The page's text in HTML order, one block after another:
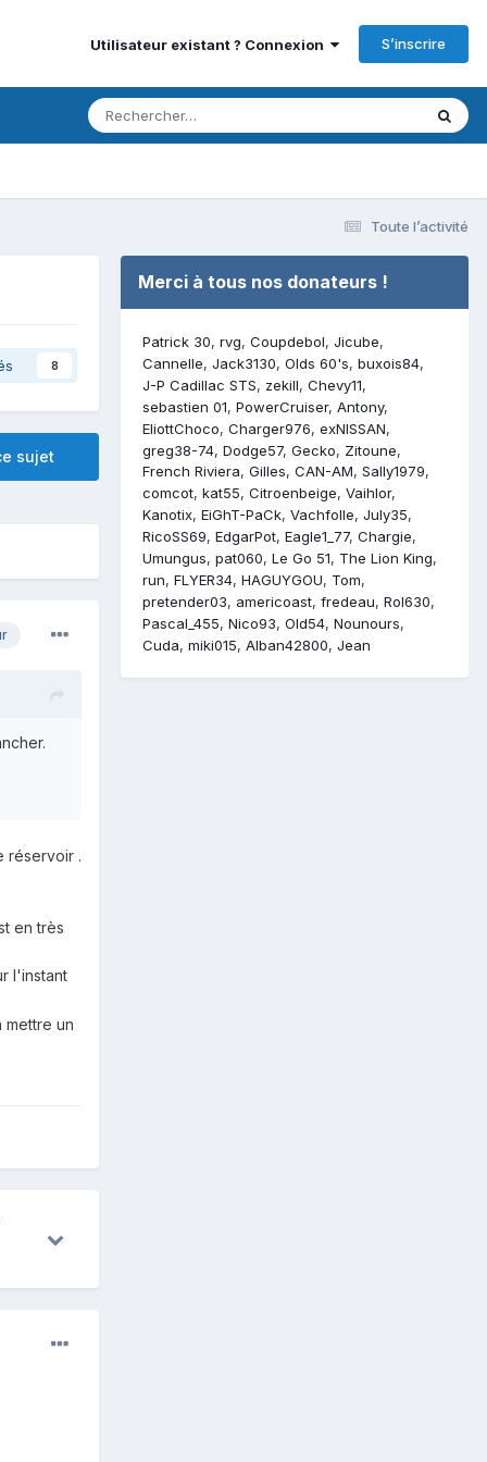
Utilisateur existant ? Connexion S’inscrire
Toute l’activité
8
sujet
réservoir .
en très
l'instant
un
17 janv.
Merci à tous nos donateurs !
Patrick 30 rvg Coupdebol Jicube
Cannelle Jack3130 Olds 60's buxois84
J-P Cadillac STS
zekill Chevy11
sebastien 01 PowerCruiser Antony
EliottChoco Charger976 exNISSAN
greg38-74 Dodge57 Gecko
Zitoune
French Riviera Gilles CAN-AM Sally1979
comcot kat55 Citroenbeige Vaihlor
Kanotix EiGhT-PaCk Vachfolle July35
RicoSS69 EdgarPot Eagle1_77 Chargie
Umungus pat060 Le Go 51
The Lion King
run FLYER34 HAGUYGOU
Tom
pretender03
americoast fredeau Rol630
Pascal_455 Nico93 Old54 Nounours
Cuda miki015 Alban42800 Jean